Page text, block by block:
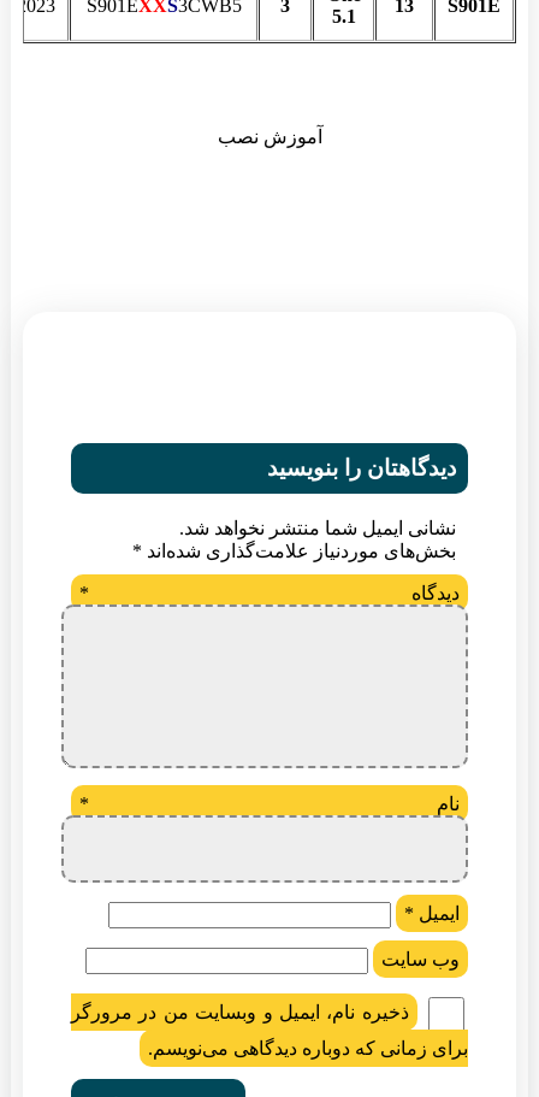
S901E
13
5.1
3
S901EXXS3CWB5
آموزش نصب
دیدگاهتان را بنویسید
نشانی ایمیل شما منتشر نخواهد شد.
بخش‌های موردنیاز علامت‌گذاری شده‌اند *
دیدگاه *
نام *
ایمیل *
وب‌ سایت
ذخیره نام، ایمیل و وبسایت من در مرورگر
برای زمانی که دوباره دیدگاهی می‌نویسم.